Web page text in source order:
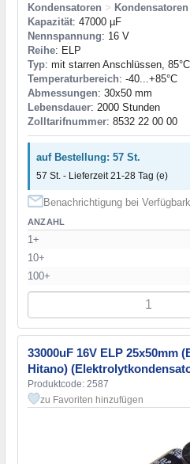
Kondensatoren >
Kapazität: 47000 µF
Nennspannung: 16 V
Reihe: ELP
Typ: mit starren Anschlüssen, 85°C
Temperaturbereich: -40...+85°C
Abmessungen: 30x50 mm
Lebensdauer: 2000 Stunden
Zolltarifnummer: 8532 22 00 00
auf Bestellung: 57 St.
57 St. - Lieferzeit 21-28 Tag (e)
Benachrichtigung bei
ANZAHL
1+
10+
100+
33000uF 16V ELP 25x50mm
Hitano)
Produktcode: 2587
zu Favoriten hinzufügen